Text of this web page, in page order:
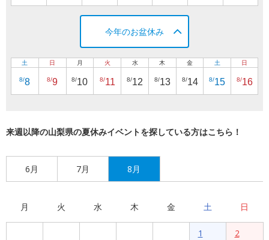
今年のお盆休み
土
8/8
日
8/9
月
8/10
火
8/11
水
8/12
木
8/13
金
8/14
土
8/15
日
8/16
来週以降の山梨県の夏休みイベントを探している方はこちら！
6月 7月 8月
月 火 水 木 金 土 日
1 2